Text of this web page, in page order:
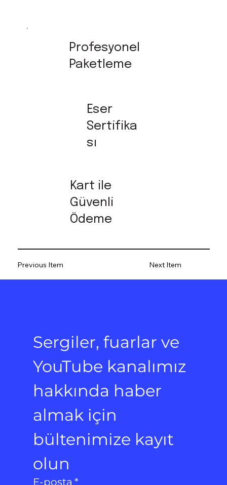
Profesyonel
Paketleme
Eser
Sertifika
sı
Kart ile
Güvenli
Ödeme
Previous Item Next Item
Sergiler, fuarlar ve
YouTube kanalımız
hakkında haber
almak için
bültenimize kayıt
olun
E-posta *